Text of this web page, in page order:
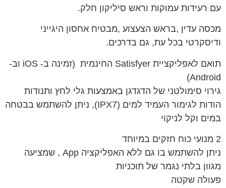
עם רעידות עמוקות וראש סיליקון חלק.
מכסה עדין ,בראש הצעצוע ,מבטיח אחסון היגייני
ודיסקרטי בכל עת, גם בדרכים.
תואם לאפליקציית Satisfyer החינמית (זמינה ב- iOS וב-
Android)
גירוי סימולטני של הדגדגן באמצעות גלי לחץ ותנודות
הודות לגימור העמיד למים (IPX7), ניתן להשתמש בבטחה
במים וקל לניקוי
2 מנועי כוח חזקים במיוחד
ניתן להשתמש בו גם ללא האפליקציה App , שמציעה
מגוון בלתי נגמר של תוכניות
פעולה שקטה